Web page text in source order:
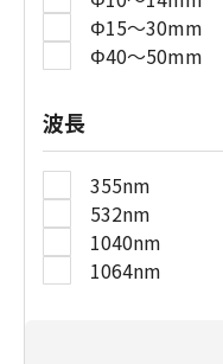
Φ15～30mm
Φ40～50mm
波長
355nm
532nm
1040nm
1064nm